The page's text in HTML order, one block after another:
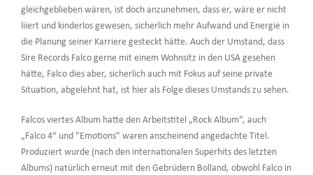
gleichgeblieben wären, ist doch anzunehmen, dass er, wäre er nicht
liiert und kinderlos gewesen, sicherlich mehr Aufwand und Energie in
die Planung seiner Karriere gesteckt hätte. Auch der Umstand, dass
Sire Records Falco gerne mit einem Wohnsitz in den USA gesehen
hätte, Falco dies aber, sicherlich auch mit Fokus auf seine private
Situation, abgelehnt hat, ist hier als Folge dieses Umstands zu sehen.
Falcos viertes Album hatte den Arbeitstitel „Rock Album“, auch
„Falco 4“ und "Emotions" waren anscheinend angedachte Titel.
Produziert wurde (nach den internationalen Superhits des letzten
Albums) natürlich erneut mit den Gebrüdern Bolland, obwohl Falco in